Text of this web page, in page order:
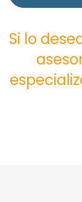
Si lo